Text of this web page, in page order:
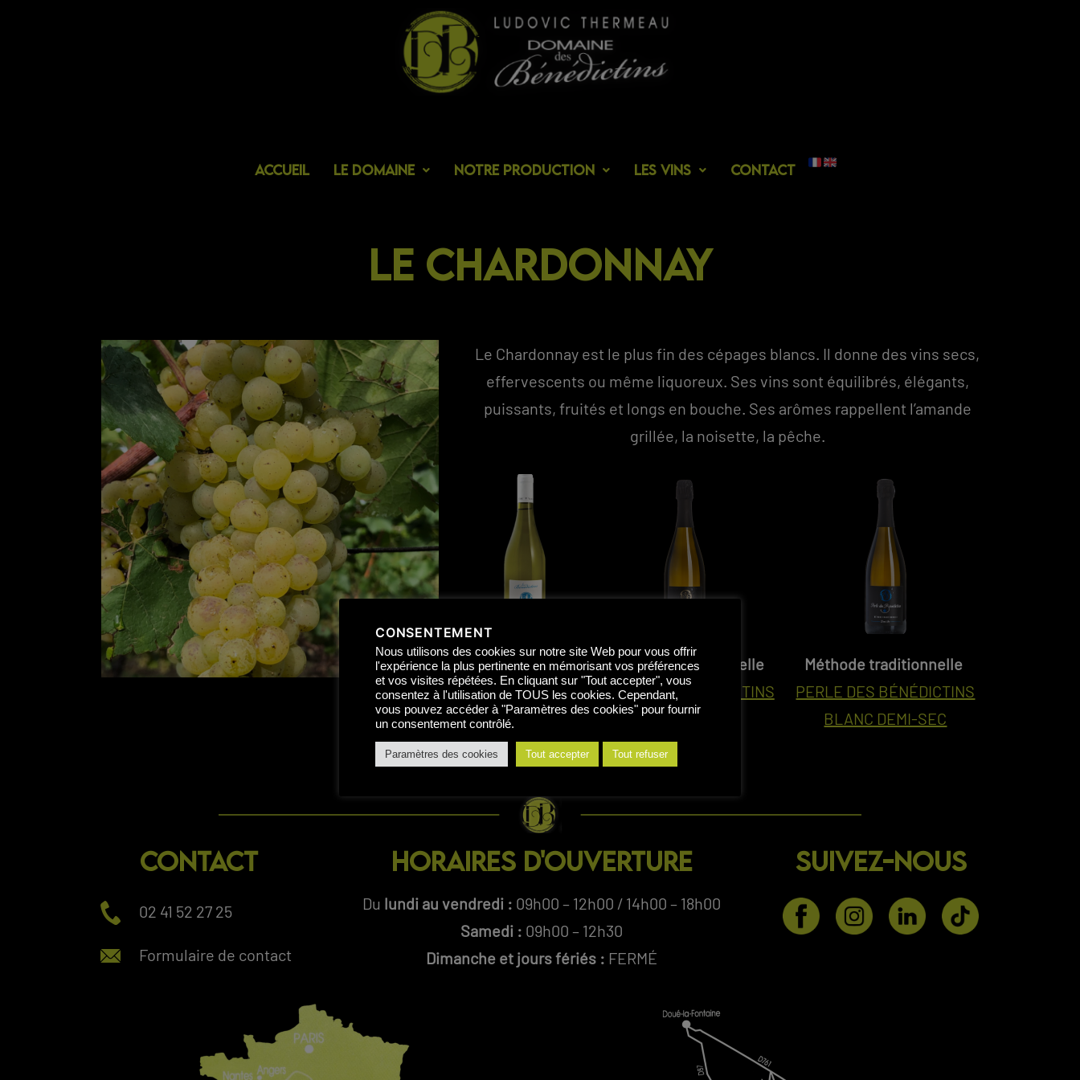
Accueil Le domaine Notre production Les vins Contact
Le chardonnay
Le Chardonnay est le plus fin des cépages blancs. Il donne des vins secs,
effervescents ou même liquoreux. Ses vins sont équilibrés, élégants,
puissants, fruités et longs en bouche. Ses arômes rappellent l’amande
grillée, la noisette, la pêche.
Vin de France
CHARDONNAY
Méthode traditionnelle
PERLE DES BÉNÉDICTINS
BLANC BRUT
Méthode traditionnelle
PERLE DES BÉNÉDICTINS
BLANC DEMI-SEC
CONTACT
02 41 52 27 25
Formulaire de contact
HORAIRES D'OUVERTURE
Du lundi au vendredi : 09h00 – 12h00 / 14h00 – 18h00
Samedi : 09h00 – 12h30
Dimanche et jours fériés : FERMÉ
SUIVEZ-NOUS
CONSENTEMENT
Nous utilisons des cookies sur notre site Web pour vous offrir
l'expérience la plus pertinente en mémorisant vos préférences
et vos visites répétées. En cliquant sur "Tout accepter", vous
consentez à l'utilisation de TOUS les cookies. Cependant,
vous pouvez accéder à "Paramètres des cookies" pour fournir
un consentement contrôlé.
Paramètres des cookies Tout accepter Tout refuser